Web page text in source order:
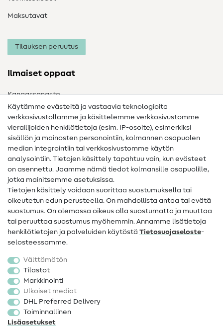
Maksutavat
Tilauksen peruutus
Ilmaiset oppaat
Kangassanasto
Ompelusanasto
Ompeluohjeet
Apua ja yhteystiedot
Yhteystiedot
Tietoa omistajanvaihdoksesta
Peruutusoikeus
Suosittu
Kankaat
Ompelutarvikkeet
Ale
Käytämme evästeitä ja vastaavia teknologioita
verkkosivustollamme ja käsittelemme verkkosivustomme
vierailijoiden henkilötietoja (esim. IP-osoite), esimerkiksi
sisällön ja mainosten personointiin, kolmannen osapuolen
median integrointiin tai verkkosivustomme käytön
analysointiin. Tietojen käsittely tapahtuu vain, kun evästeet
on asennettu. Jaamme nämä tiedot kolmansille osapuolille,
jotka mainitsemme asetuksissa.
Tietojen käsittely voidaan suorittaa suostumuksella tai
oikeutetun edun perusteella. On mahdollista antaa tai evätä
suostumus. On olemassa oikeus olla suostumatta ja muuttaa
tai peruuttaa suostumus myöhemmin. Annamme lisätietoja
henkilötietojen ja palveluiden käytöstä Tietosuojaseloste-
selosteessamme.
Välttämätön
Tilastot
Markkinointi
Ulkoiset mediat
DHL Preferred Delivery
Toiminnallinen
Lisäasetukset